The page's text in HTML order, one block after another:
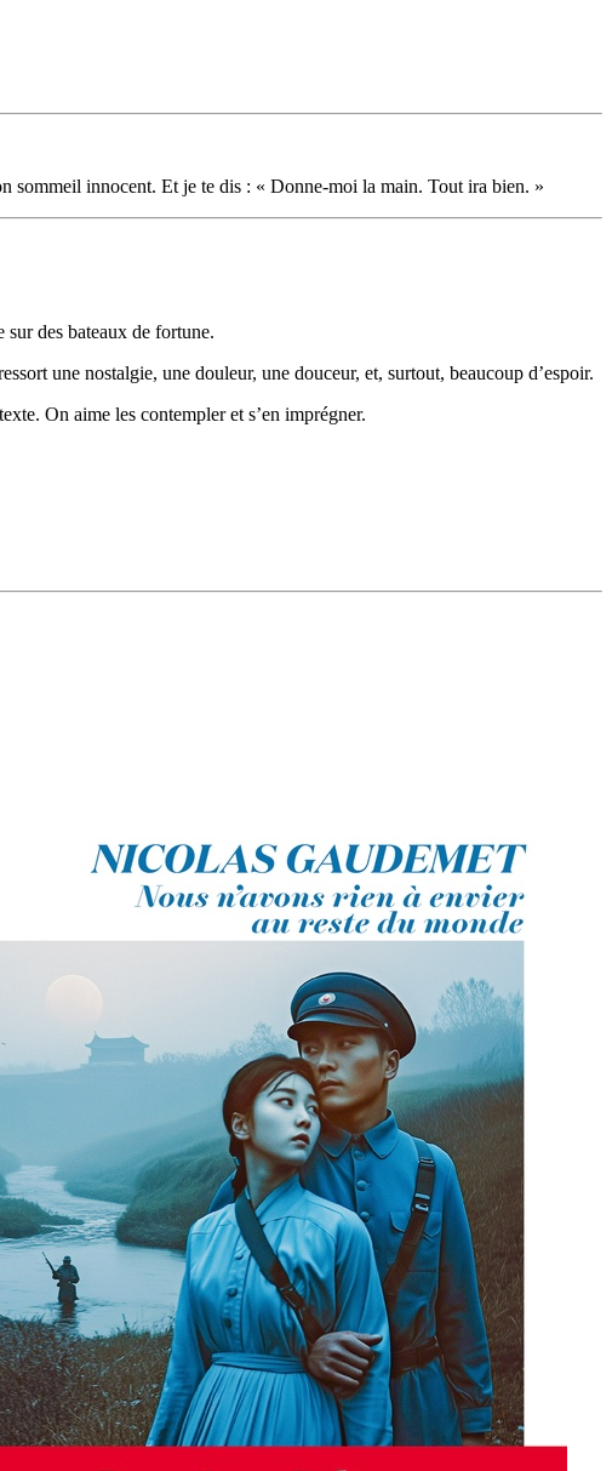
sommeil innocent. Et je te dis : « Donne-moi la main. Tout ira bien. »
des bateaux de fortune.
une nostalgie, une douleur, une douceur, et, surtout, beaucoup d’espoir.
On aime les contempler et s’en imprégner.